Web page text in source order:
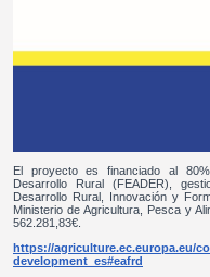
El proyecto es financiado al
Desarrollo Rural (FEADER),
Desarrollo Rural, Innovación y
Ministerio de Agricultura, Pesca y
562.281,83€.
https://agriculture.ec.europa.eu/
development_es#eafrd